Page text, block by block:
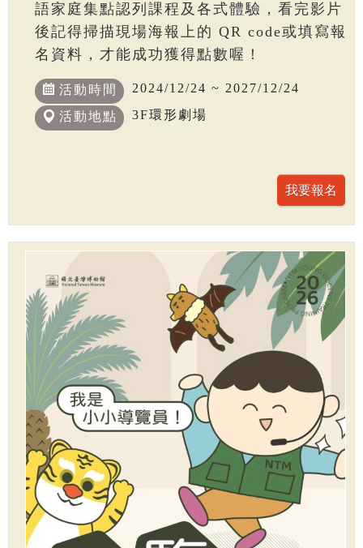
語家庭集點認列課程及各式體驗，看完影片
後記得掃描現場海報上的 QR code或填寫報
名資料，才能成功獲得點數喔！
活動時間 2024/12/24 ~ 2027/12/24
活動地點 3F環形劇場